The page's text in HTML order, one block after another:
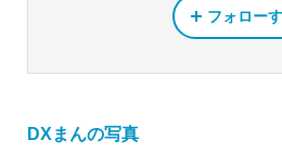
フォロー
DXまんの写真